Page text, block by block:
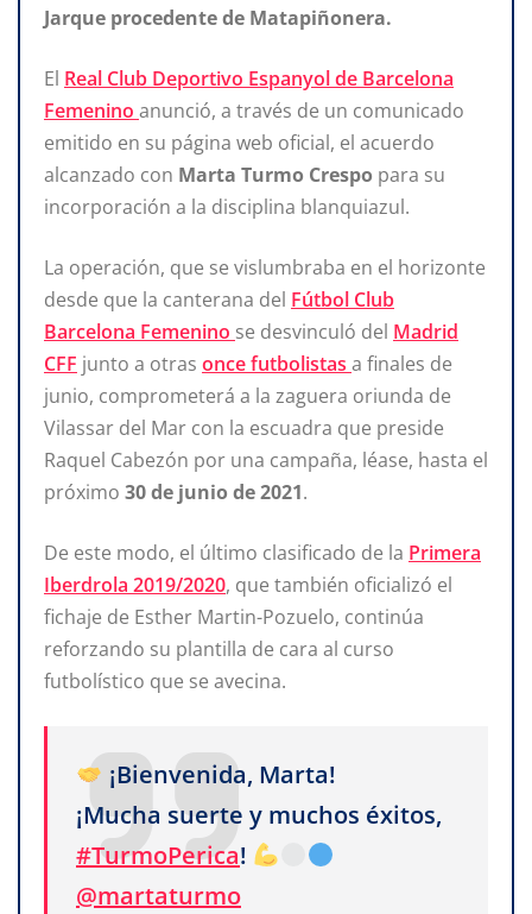
Jarque procedente de Matapiñonera.
El Real Club Deportivo Espanyol de Barcelona
Femenino anunció, a través de un comunicado
emitido en su página web oficial, el acuerdo
alcanzado con Marta Turmo Crespo para su
incorporación a la disciplina blanquiazul.
La operación, que se vislumbraba en el horizonte
desde que la canterana del Fútbol Club
Barcelona Femenino se desvinculó del Madrid
CFF junto a otras once futbolistas a finales de
junio, comprometerá a la zaguera oriunda de
Vilassar del Mar con la escuadra que preside
Raquel Cabezón por una campaña, léase, hasta el
próximo 30 de junio de 2021.
De este modo, el último clasificado de la Primera
Iberdrola 2019/2020, que también oficializó el
fichaje de Esther Martin-Pozuelo, continúa
reforzando su plantilla de cara al curso
futbolístico que se avecina.
¡Bienvenida, Marta!
¡Mucha suerte y muchos éxitos,
#TurmoPerica!
@martaturmo